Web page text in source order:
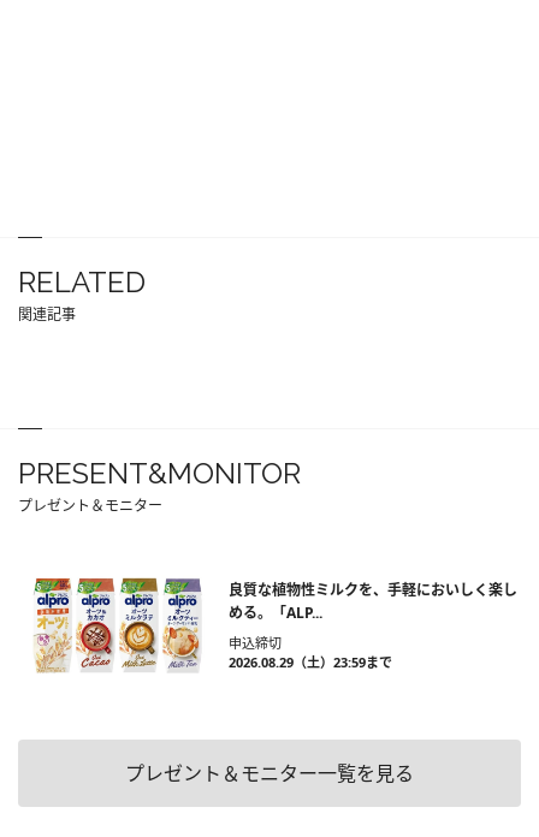
RELATED
関連記事
PRESENT&MONITOR
プレゼント＆モニター
良質な植物性ミルクを、手軽においしく楽し
める。「ALP...
申込締切
2026.08.29（土）23:59まで
プレゼント＆モニター一覧を見る